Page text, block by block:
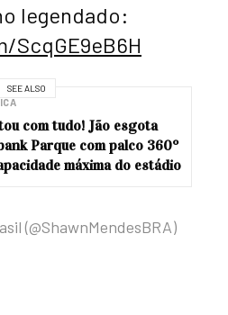
legendado:
SEE ALSO
com tudo! Jão esgota
Parque com palco 360º
máxima do estádio
(@ShawnMendesBRA)